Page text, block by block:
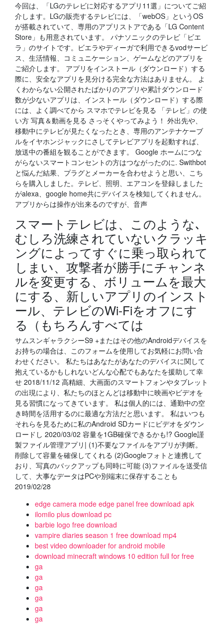
今回は、「LGのテレビに対応するアプリ11選」についてご紹
介します。LGの販売するテレビには、「webOS」というOS
が搭載されていて、専用のアプリストアである「LG Content
Store」も用意されています。 パナソニックのテレビ「ビエ
ラ」のサイトです。ビエラやディーガで利用できるvodサービ
ス、生活情報、コミュニケーション、ゲームなどのアプリを
ご紹介します。 アプリをインストール（ダウンロード）する
際に、安全なアプリを見分ける完全な方法はありません。 よ
くわからない公開されたばかりのアプリや累計ダウンロード
数が少ないアプリは、インストール（ダウンロード）する際
には、よく調べてから スマホでテレビを見る 「テレビ」の使
い方 写真＆動画を見る さっそくやってみよう！ 外出先や、
移動中にテレビが見たくなったとき、専用のアンテナケーブ
ルをイヤホンジャックにさしてテレビアプリを起動すれば、
放送中の番組を観ることができます。 Google ホームにつな
がらないスマートコンセントの方はつながったのに. Swithbot
と悩んだ結果、プラグとメーカーを合わせようと思い、こち
らを購入しました。テレビ、照明、エアコンを登録しました
がalexa、google home共にデバイスを検知してくれません。
アプリからは操作が出来るのですが、音声
スマートテレビは、このような､
むしろ洗練されていないクラッキ
ングによってすぐに乗っ取られて
しまい、攻撃者が勝手にチャンネ
ルを変更する、ボリュームを最大
にする、新しいアプリのインスト
ール、テレビのWi-Fiをオフにす
る（もちろんすべては
サムスンギャラクシーS9 +またはその他のAndroidデバイスを
お持ちの場合は、このフォームを使用してお気軽にお問い合
わせください。 私たちはあなたがあなたのデバイスに関して
抱えているかもしれないどんな心配でもあなたを援助して幸
せ 2018/11/12 高精細、大画面のスマートフォンやタブレット
の出現により、私たちのほとんどは移動中に映画やビデオを
見る習慣になってきています。 私は個人的には、通勤中の空
き時間を活用するのに最適な方法だと思います。 私はいつも
それらを見るために私のAndroid SDカードにビデオをダウン
ロードし 2020/03/02 容量を1GB確保できるかも!? Google謹
製ファイル管理アプリ| (1)不要なファイルをアプリが判断。
削除して容量を確保してくれる (2)Googleフォトと連携して
おり、写真のバックアップも同時に可能 (3)ファイルを送受信
して、大事なデータはPCや別端末に保存することも
2019/02/28
edge camera mode edge panel free download apk
ilomilo plus download pc
barbie logo free download
vampire diaries season 1 free download mp4
best video downloader for android mobile
download minecraft windows 10 edition full for free
ga
ga
ga
ga
ga
ga